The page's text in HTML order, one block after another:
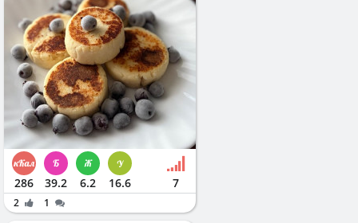
286 39.2 6.2 16.6 7
2 1